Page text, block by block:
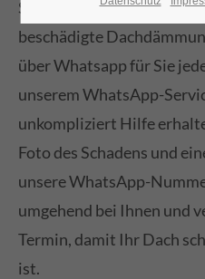
Sturmschaden, verstopfte
beschädigte
über Whatsapp für Sie
unserem WhatsApp-
unkompliziert Hilfe
Foto des Schadens und
unsere WhatsApp-
umgehend bei Ihnen und
Termin, damit Ihr Dach
ist.